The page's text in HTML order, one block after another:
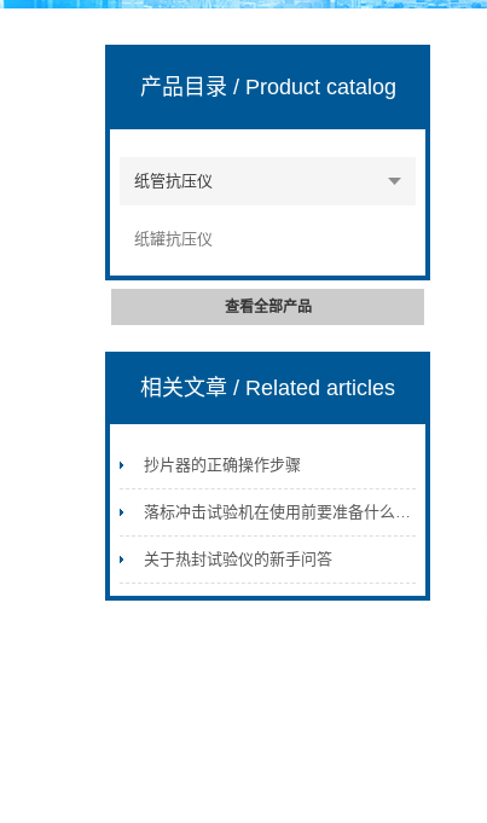
产品目录 / Product catalog
纸管抗压仪
纸罐抗压仪
查看全部产品
相关文章/ Related articles
抄片器的正确操作步骤
落标冲击试验机在使用前要准备什么你知道吗？
关于热封试验仪的新手问答